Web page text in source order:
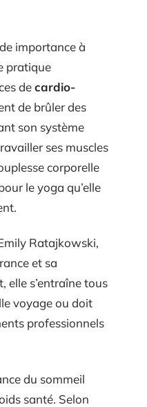
importance à
pratique
decardio-
de brûler des
son système
ses muscles
corporelle
le yoga qu’elle
Ratajkowski,
et sa
elle s’entraîne tous
voyage ou doit
professionnels
du sommeil
santé. Selon